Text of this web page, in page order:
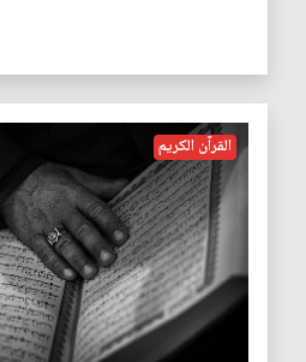
القرآن الكريم